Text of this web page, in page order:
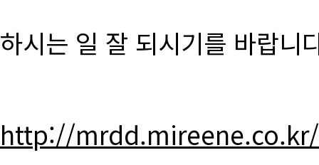
하시는 일 잘 되시기를 바랍니
http://